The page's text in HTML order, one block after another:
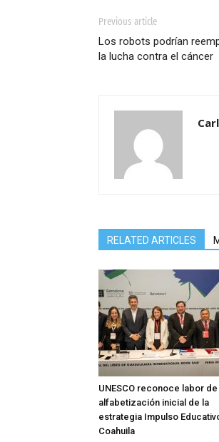
Previous article
Los robots podrían
la lucha contra el cáncer
RELATED ARTICLES
UNESCO reconoce labor de
alfabetización inicial de la
estrategia Impulso
Coahuila